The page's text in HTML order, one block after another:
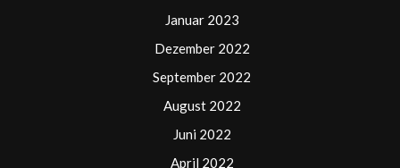
Januar 2023
Dezember 2022
September 2022
August 2022
Juni 2022
April 2022